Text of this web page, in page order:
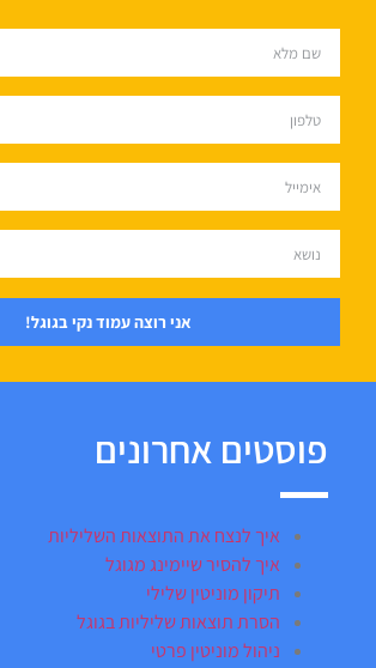
אני רוצה עמוד נקי בגוגל!
פוסטים אחרונים
איך לנצח את התוצאות השליליות
איך להסיר שיימינג מגוגל
תיקון מוניטין שלילי
הסרת תוצאות שליליות בגוגל
ניהול מוניטין פרטי